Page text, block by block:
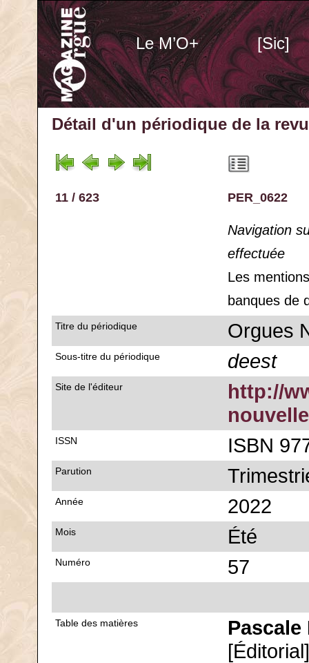
Le M’O+ [Sic]
Détail d'un périodique de la
11 / 623 PER_0622
Navigation
effectuée
Les
banques de
Titre du périodique Orgues
Sous-titre du périodique deest
Site de l'éditeur
http://
ISSN ISBN
Parution
Année 2022
Mois Été
Numéro 57
Table des matières
Pascale